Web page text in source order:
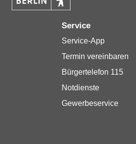
Service
Service-App
Termin vereinbaren
Bürgertelefon 115
Notdienste
Gewerbeservice